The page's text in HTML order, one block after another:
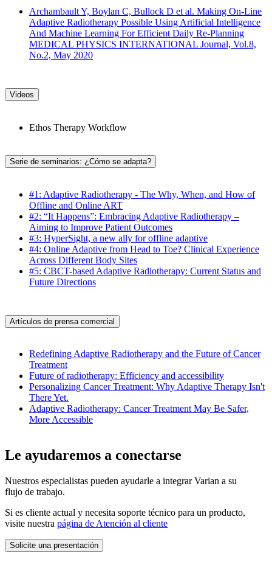
Archambault Y, Boylan C, Bullock D et al. Making On-Line
Adaptive Radiotherapy Possible Using Artificial Intelligence
And Machine Learning For Efficient Daily Re-Planning
MEDICAL PHYSICS INTERNATIONAL Journal, Vol.8,
No.2, May 2020
Videos
Ethos Therapy Workflow
Serie de seminarios: ¿Cómo se adapta?
#1: Adaptive Radiotherapy - The Why, When, and How of
Offline and Online ART
#2: “It Happens”: Embracing Adaptive Radiotherapy –
Aiming to Improve Patient Outcomes
#3: HyperSight, a new ally for offline adaptive
#4: Online Adaptive from Head to Toe? Clinical Experience
Across Different Body Sites
#5: CBCT-based Adaptive Radiotherapy: Current Status and
Future Directions
Artículos de prensa comercial
Redefining Adaptive Radiotherapy and the Future of Cancer
Treatment
Future of radiotherapy: Efficiency and accessibility
Personalizing Cancer Treatment: Why Adaptive Therapy Isn't
There Yet.
Adaptive Radiotherapy: Cancer Treatment May Be Safer,
More Accessible
Le ayudaremos a conectarse
Nuestros especialistas pueden ayudarle a integrar Varian a su
flujo de trabajo.
Si es cliente actual y necesita soporte técnico para un producto,
visite nuestra página de Atención al cliente
Solicite una presentación